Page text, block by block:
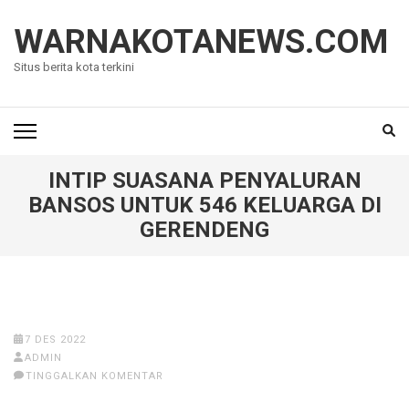
konten
(Tekan
WARNAKOTANEWS.COM
Situs berita kota terkini
INTIP SUASANA PENYALURAN
BANSOS UNTUK 546 KELUARGA DI
GERENDENG
7 DES 2022
ADMIN
TINGGALKAN KOMENTAR